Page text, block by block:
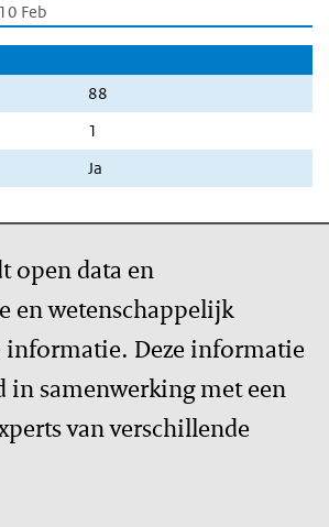
Feb
88
1
Ja
open data en
en wetenschappelijk
informatie. Deze informatie
in samenwerking met een
van verschillende